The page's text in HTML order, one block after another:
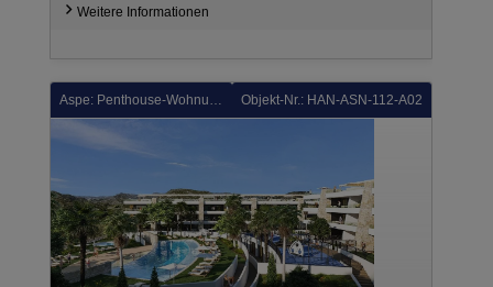
Weitere Informationen
Aspe: Penthouse-Wohnungen mit 2 Schlafzimmern, 2 Bädern, Dachterrasse, Klimaanlage, Tiefgaragenstellplatz und Gemeinschaftspool in wunderschöner Golfanlage Objekt-Nr.: HAN-ASN-112-A02